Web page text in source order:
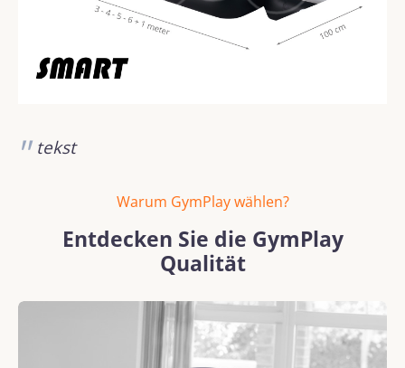
tekst
Warum GymPlay wählen?
Entdecken Sie die GymPlay
Qualität
Bildergalerie überspringen
REACH